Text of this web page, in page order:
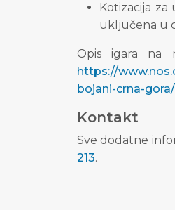
Kotizacija za
uključena u
Opis igara na
https://
bojani-crna-gora/
Kontakt
Sve dodatne
213.